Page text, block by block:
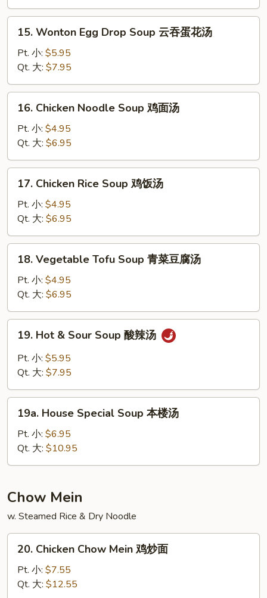
蛋
花
Wonton
Egg
Drop
Soup
云
15. Wonton Egg Drop Soup 云吞蛋花汤
Pt. 小: $5.95
Qt. 大: $7.95
Chicken
Noodle
Soup
鸡
面
16. Chicken Noodle Soup 鸡面汤
Pt. 小: $4.95
Qt. 大: $6.95
Chicken
Rice
Soup
鸡
饭
17. Chicken Rice Soup 鸡饭汤
Pt. 小: $4.95
Qt. 大: $6.95
Vegetable
Tofu
Soup
青
菜
18. Vegetable Tofu Soup 青菜豆腐汤
Pt. 小: $4.95
Qt. 大: $6.95
Hot
Sour
酸
19. Hot & Sour Soup 酸辣汤
Pt. 小: $5.95
Qt. 大: $7.95
House
Special
Soup
本
汤
19a. House Special Soup 本楼汤
Pt. 小: $6.95
Qt. 大: $10.95
Chow Mein
w. Steamed Rice & Dry Noodle
Chicken
Chow
Mein
20. Chicken Chow Mein 鸡炒面
Pt. 小: $7.55
Qt. 大: $12.55